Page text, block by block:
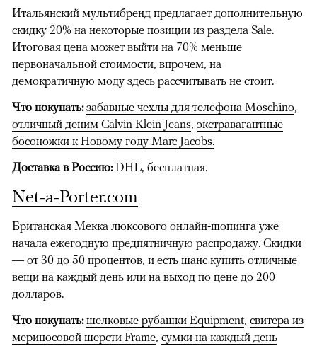
Итальянский мультибренд предлагает дополнительную
скидку 20% на некоторые позиции из раздела Sale.
Итоговая цена может выйти на 70% меньше
первоначальной стоимости, впрочем, на
демократичную моду здесь рассчитывать не стоит.
Что покупать:забавные чехлы для телефона Moschino,
отличный деним Calvin Klein Jeans, экстравагантные
босоножки к Новому году Marc Jacobs.
Доставка в Россию:DHL, бесплатная.
Net-a-Porter.com
Британская Мекка люксового онлайн-шопинга уже
начала ежегодную предпятничную распродажу. Скидки
— от 30 до 50 процентов, и есть шанс купить отличные
вещи на каждый день или на выход по цене до 200
долларов.
Что покупать: шелковые рубашки Equipment, свитера из
мериносовой шерсти Frame, сумки на каждый день